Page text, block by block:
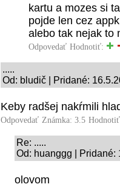
kartu a mozes si
pojde len cez
alebo tak nejak to
Odpovedať Hodnotiť:
.....
Od: bludič | Pridané:
Keby radšej nakŕmili
Odpovedať Známka: 3.5
Re: .....
Od: huanggg | Pridané:
olovom